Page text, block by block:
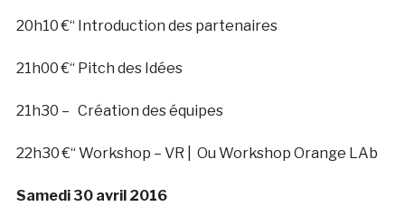
20h10 €“ Introduction des partenaires
21h00 €“ Pitch des Idées
21h30 – Création des équipes
22h30 €“ Workshop – VR | Ou Workshop Orange LAb
Samedi 30 avril 2016